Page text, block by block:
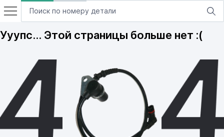
Ууупс… Этой страницы больше нет :(